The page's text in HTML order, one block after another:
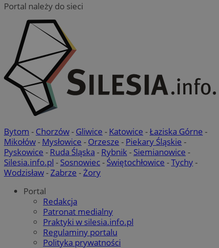
Portal należy do sieci
Bytom - Chorzów- Gliwice - Katowice -Łaziska Górne -
Mikołów- Mysłowice - Orzesze - Piekary Śląskie -
Pyskowice - Ruda Śląska - Rybnik- Siemianowice -
Silesia.info.pl - Sosnowiec- Świętochłowice -Tychy-
Wodzisław-Zabrze -Żory
Portal
Redakcja
Patronat medialny
Praktyki w silesia.info.pl
Regulaminy portalu
Polityka prywatności